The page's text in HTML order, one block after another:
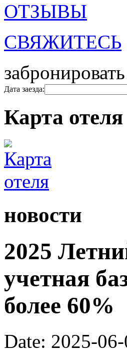
ОТЗЫВЫ
СВЯЖИТЕСЬ
забронировать
Дата заезда:
Карта отеля
новости
2025
учетная
более 60%
Date: 2025-